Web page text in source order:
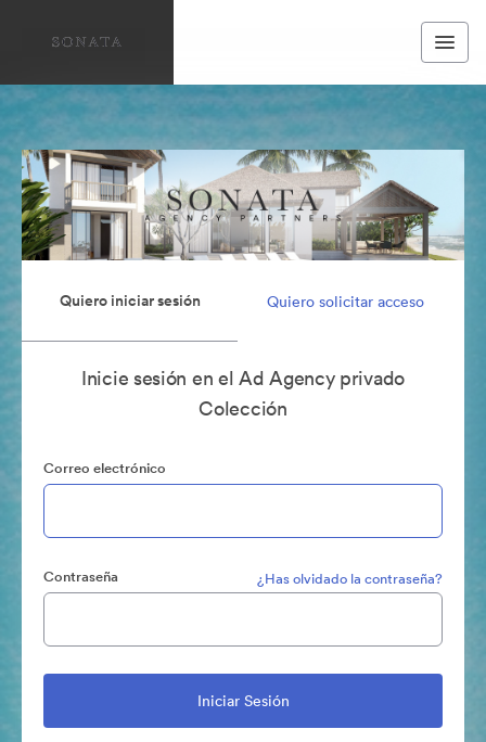
Quiero iniciar sesión Quiero solicitar acceso
Inicie sesión en el Ad Agency privado
Colección
Correo electrónico
Contraseña ¿Has olvidado la contraseña?